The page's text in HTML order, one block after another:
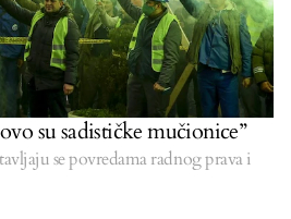
su sadističke mučionice”
se povredama radnog prava i